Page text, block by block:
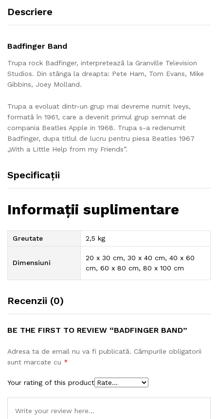
Descriere
Badfinger Band
Trupa rock Badfinger, interpretează la Granville Television
Studios. Din stânga la dreapta: Pete Ham, Tom Evans, Mike
Gibbins, Joey Molland.
Trupa a evoluat dintr-un grup mai devreme numit Iveys,
formată în 1961, care a devenit primul grup semnat de
compania Beatles Apple in 1968. Trupa s-a redenumit
Badfinger, dupa titlul de lucru pentru piesa Beatles 1967
„With a Little Help from my Friends”.
Specificații
Informații suplimentare
Greutate 2,5 kg
Dimensiuni
20 x 30 cm, 30 x 40 cm, 40 x 60
cm, 60 x 80 cm, 80 x 100 cm
Recenzii (0)
BE THE FIRST TO REVIEW “BADFINGER BAND”
Adresa ta de email nu va fi publicată. Câmpurile obligatorii
sunt marcate cu *
Your rating of this product